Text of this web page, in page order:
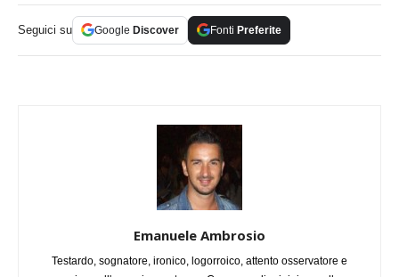
Seguici su Google Discover Fonti Preferite
Emanuele Ambrosio
Testardo, sognatore, ironico, logorroico, attento osservatore e